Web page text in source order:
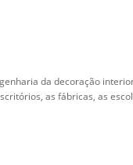
da decoração
as fábricas, as